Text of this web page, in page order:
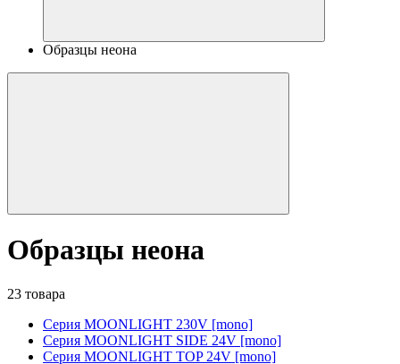
Образцы неона
Образцы неона
23 товара
Серия MOONLIGHT 230V [mono]
Серия MOONLIGHT SIDE 24V [mono]
Серия MOONLIGHT TOP 24V [mono]